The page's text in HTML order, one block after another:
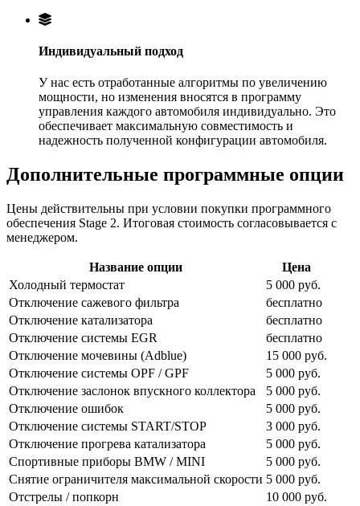
Индивидуальный подход
У нас есть отработанные алгоритмы по увеличению
мощности, но изменения вносятся в программу
управления каждого автомобиля индивидуально. Это
обеспечивает максимальную совместимость и
надежность полученной конфигурации автомобиля.
Дополнительные программные опции
Цены действительны при условии покупки программного
обеспечения Stage 2. Итоговая стоимость согласовывается с
менеджером.
Название опции
Цена
Холодный термостат
5 000 руб.
Отключение сажевого фильтра
бесплатно
Отключение катализатора
бесплатно
Отключение системы EGR
бесплатно
Отключение мочевины (Adblue)
15 000 руб.
Отключение системы OPF / GPF
5 000 руб.
Отключение заслонок впускного коллектора
5 000 руб.
Отключение ошибок
5 000 руб.
Отключение системы START/STOP
3 000 руб.
Отключение прогрева катализатора
5 000 руб.
Спортивные приборы BMW / MINI
5 000 руб.
Снятие ограничителя максимальной скорости 5 000 руб.
Отстрелы / попкорн
10 000 руб.